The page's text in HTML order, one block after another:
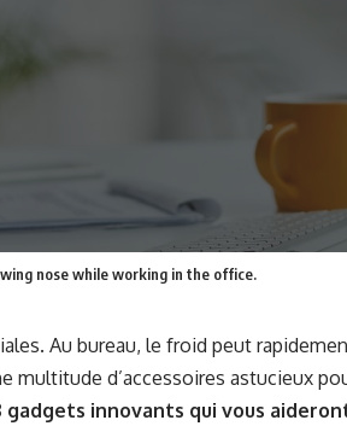
nose while working in the office.
Au bureau, le froid peut
multitude d’accessoires astucieux
gadgets innovants qui vous